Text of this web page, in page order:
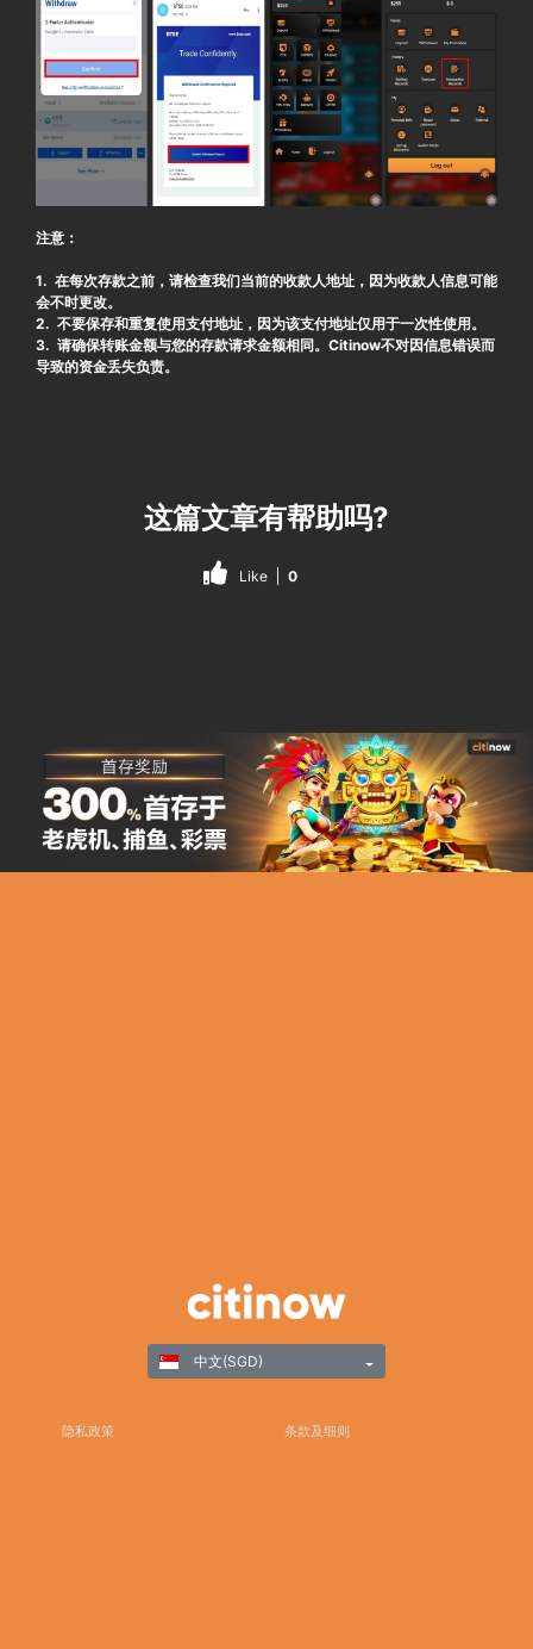
注意：
1. 在每次存款之前，请检查我们当前的收款人地址，因为收款人信息可能
会不时更改。
2. 不要保存和重复使用支付地址，因为该支付地址仅用于一次性使用。
3. 请确保转账金额与您的存款请求金额相同。Citinow不对因信息错误而
导致的资金丢失负责。
这篇文章有帮助吗?
Like 0
隐私政策 条款及细则
中文(SGD)